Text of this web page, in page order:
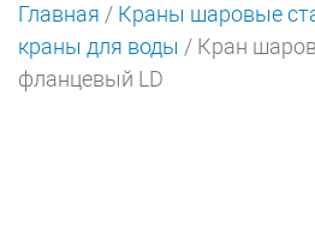
Главная / Краны шаровые
краны для воды / Кран
фланцевый LD